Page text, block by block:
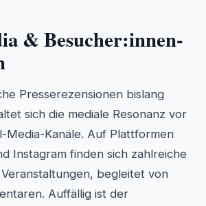
& Besucher:innen-
Presserezensionen bislang
sich die mediale Resonanz vor
Media-Kanäle. Auf Plattformen
Instagram finden sich zahlreiche
begleitet von
Auffällig ist der